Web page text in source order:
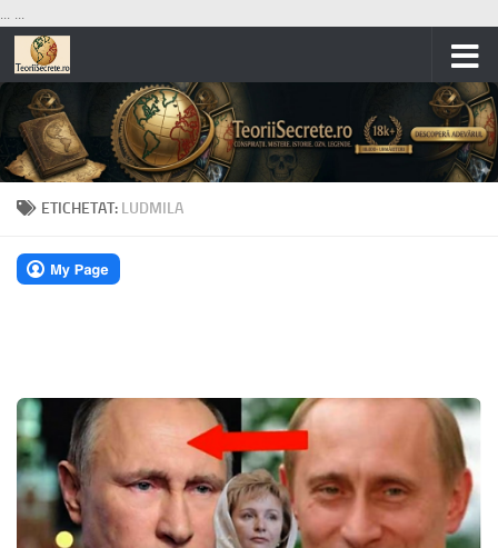
... ...
Skip to content
ETICHETAT: LUDMILA